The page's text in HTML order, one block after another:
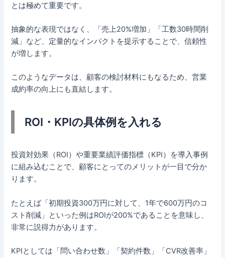
とは極めて重要です。
抽象的な表現ではなく、「売上20%増加」「工数30時間削
減」など、定量的なインパクトを提示することで、信頼性
が増します。
このようなデータは、顧客の検討材料にもなるため、営業
成約率の向上にも直結します。
ROI・KPIの具体例を入れる
投資対効果（ROI）や重要業績評価指標（KPI）を導入事例
に組み込むことで、顧客にとってのメリットが一目で分か
ります。
たとえば「初期投資300万円に対して、1年で600万円のコ
スト削減」といった例はROIが200%であることを意味し、
非常に説得力があります。
KPIとしては「問い合わせ数」「契約件数」「CVR改善率」